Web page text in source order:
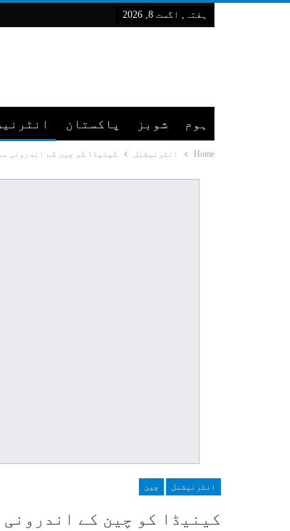
ہفتہ, اگست 8, 2026
ہوم شوبز پاکستان
Home انٹرنیشنل کینیڈا کو چین کے اندرونی
انٹرنیشنل چین
کینیڈا کو چین کے اندرونی